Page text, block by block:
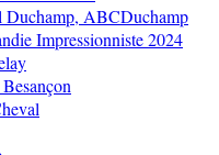
Duchamp, ABCDuchamp
Impressionniste 2024